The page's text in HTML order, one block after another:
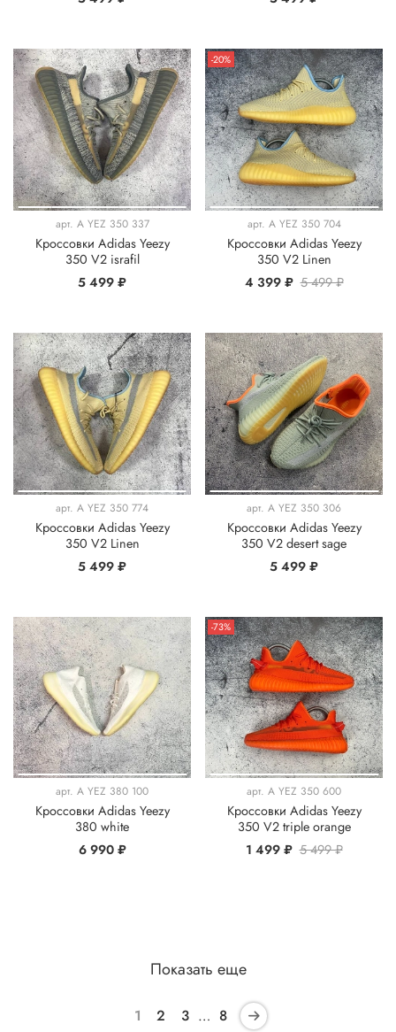
арт. A YEZ 350 337
Кроссовки Adidas Yeezy
350 V2 israfil
5 499 ₽
-20%
арт. A YEZ 350 704
Кроссовки Adidas Yeezy
350 V2 Linen
4 399 ₽ 5 499 ₽
арт. A YEZ 350 774
Кроссовки Adidas Yeezy
350 V2 Linen
5 499 ₽
арт. A YEZ 350 306
Кроссовки Adidas Yeezy
350 V2 desert sage
5 499 ₽
арт. A YEZ 380 100
Кроссовки Adidas Yeezy
380 white
6 990 ₽
-73%
арт. A YEZ 350 600
Кроссовки Adidas Yeezy
350 V2 triple orange
1 499 ₽ 5 499 ₽
Показать еще
1 2 3 … 8